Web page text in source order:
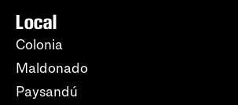
Local
Colonia
Maldonado
Paysandú